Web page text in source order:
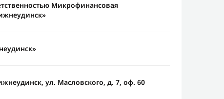
Микрофинансовая
ул. Масловского, д. 7, оф. 60